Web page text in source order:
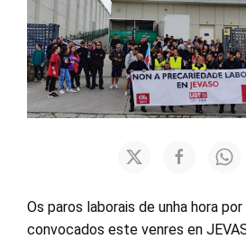
Os paros laborais de unha hora
convocados este venres en